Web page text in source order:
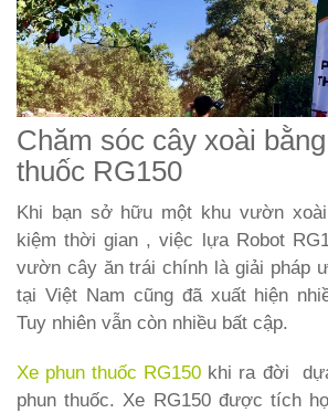
Chăm sóc cây xoài
thuốc RG150
Khi bạn sở hữu một khu vườn
kiệm thời gian , việc lựa Robot
vườn cây ăn trái chính là giải pháp
tại Việt Nam cũng đã xuất hiện
Tuy nhiên vẫn còn nhiều bất cập.
Xe phun thuốc RG150 khi ra đời
phun thuốc. Xe RG150 được tích